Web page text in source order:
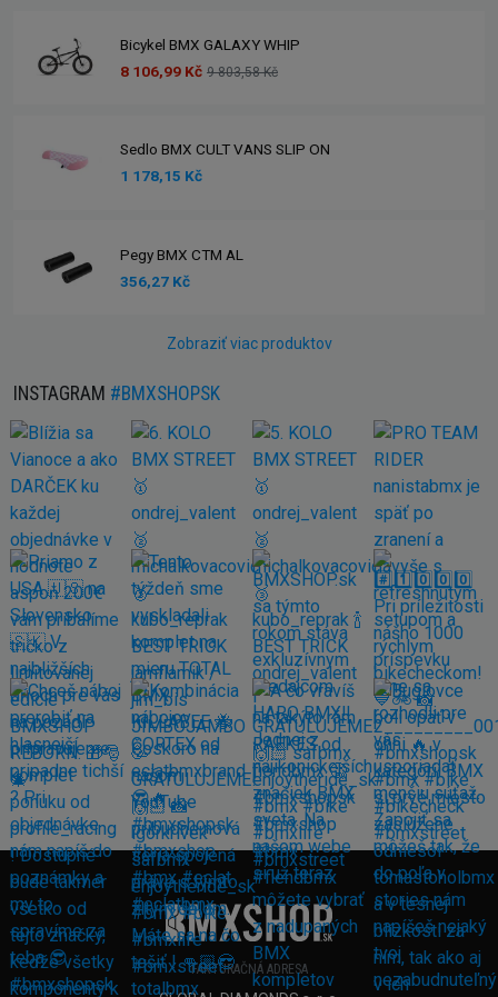
Bicykel BMX GALAXY WHIP
8 106,99 Kč 9 803,58 Kč
Sedlo BMX CULT VANS SLIP ON
1 178,15 Kč
Pegy BMX CTM AL
356,27 Kč
Zobraziť viac produktov
INSTAGRAM #BMXSHOPSK
FAKTURAČNÁ ADRESA